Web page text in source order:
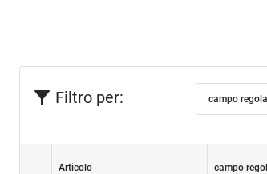
Filtro per: campo
Articolo campo